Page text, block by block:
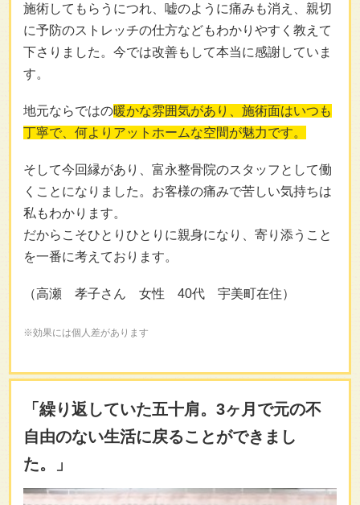
施術してもらうにつれ、嘘のように痛みも消え、親切
に予防のストレッチの仕方などもわかりやすく教えて
下さりました。今では改善もして本当に感謝していま
す。
地元ならではの暖かな雰囲気があり、施術面はいつも
丁寧で、何よりアットホームな空間が魅力です。
そして今回縁があり、富永整骨院のスタッフとして働
くことになりました。お客様の痛みで苦しい気持ちは
私もわかります。
だからこそひとりひとりに親身になり、寄り添うこと
を一番に考えております。
（高瀬 孝子さん 女性 40代 宇美町在住）
※効果には個人差があります
「繰り返していた五十肩。3ヶ月で元の不
自由のない生活に戻ることができまし
た。」